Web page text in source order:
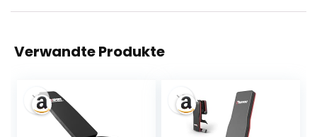
Verwandte Produkte